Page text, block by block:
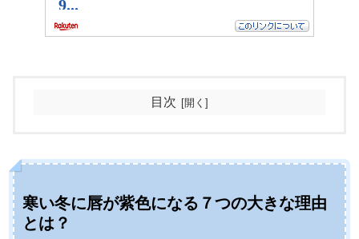
目次
寒い冬に唇が紫色になる７つの大きな理由
とは？